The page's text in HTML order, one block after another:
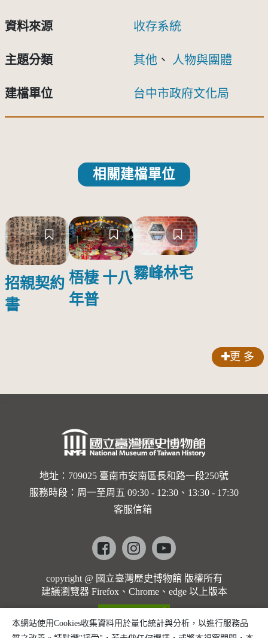
資料來源 收存系統
主題分類 其他、 人物與團體
建檔單位 台中市政府文化局
相關建檔單位
招親契約
書
梧棲 十八
年普
霧峰林宅
更 多
地址：709025 臺南市安南區長和路一段250號
服務時段：周一至周五 09:30 - 12:30、13:30 - 17:30
客服信箱
Facebookinstagramyoutube
copyright @ 國立臺灣歷史博物館 版權所有
建議瀏覽器 Firefox、Chrome、edge 以上版本
本網站使用Cookies收集資料用於量化統計與分析，以進行服務品